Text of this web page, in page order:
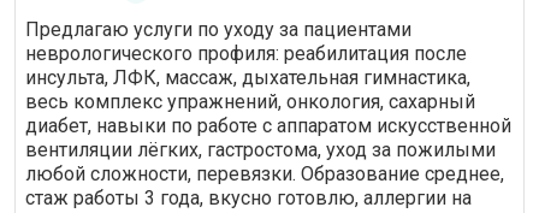
Предлагаю услуги по уходу за пациентами
неврологического профиля: реабилитация после
инсульта, ЛФК, массаж, дыхательная гимнастика,
весь комплекс упражнений, онкология, сахарный
диабет, навыки по работе с аппаратом искусственной
вентиляции лёгких, гастростома, уход за пожилыми
любой сложности, перевязки. Образование среднее,
стаж работы 3 года, вкусно готовлю, аллергии на